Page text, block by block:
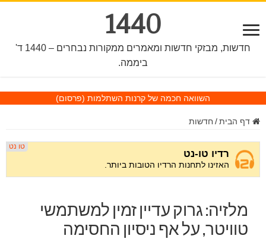
1440
חדשות, מבזקי חדשות ומאמרים ממקורות נבחרים – 1440 ד'
ביממה.
השוואה חכמה של קרנות השתלמות (פרסום)
דף הבית / חדשות
מלזיה: גרוק עדיין זמין למשתמשי
טוויטר, על אף ניסיון החסימה